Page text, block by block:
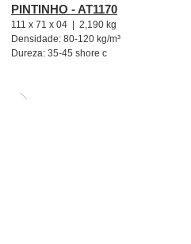
PINTINHO - AT1170
111 x 71 x 04 | 2,190 kg
Densidade: 80-120 kg/m³
Dureza: 35-45 shore c